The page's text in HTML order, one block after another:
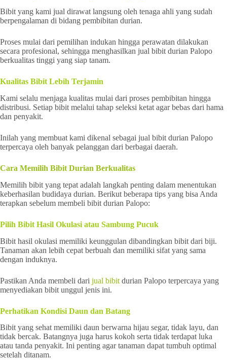
Bibit yang kami jual dirawat langsung oleh tenaga ahli yang sudah
berpengalaman di bidang pembibitan durian.
Proses mulai dari pemilihan indukan hingga perawatan dilakukan
secara profesional, sehingga menghasilkan jual bibit durian Palopo
berkualitas tinggi yang siap tanam.
Kualitas Bibit Lebih Terjamin
Kami selalu menjaga kualitas mulai dari proses pembibitan hingga
distribusi. Setiap bibit melalui tahap seleksi ketat agar bebas dari hama
dan penyakit.
Inilah yang membuat kami dikenal sebagai jual bibit durian Palopo
terpercaya oleh banyak pelanggan dari berbagai daerah.
Cara Memilih Bibit Durian Berkualitas
Memilih bibit yang tepat adalah langkah penting dalam menentukan
keberhasilan budidaya durian. Berikut beberapa tips yang bisa Anda
terapkan sebelum membeli bibit durian Palopo:
Pilih Bibit Hasil Okulasi atau Sambung Pucuk
Bibit hasil okulasi memiliki keunggulan dibandingkan bibit dari biji.
Tanaman akan lebih cepat berbuah dan memiliki sifat yang sama
dengan induknya.
Pastikan Anda membeli dari jual bibit durian Palopo terpercaya yang
menyediakan bibit unggul jenis ini.
Perhatikan Kondisi Daun dan Batang
Bibit yang sehat memiliki daun berwarna hijau segar, tidak layu, dan
tidak bercak. Batangnya juga harus kokoh serta tidak terdapat luka
atau tanda penyakit. Ini penting agar tanaman dapat tumbuh optimal
setelah ditanam.